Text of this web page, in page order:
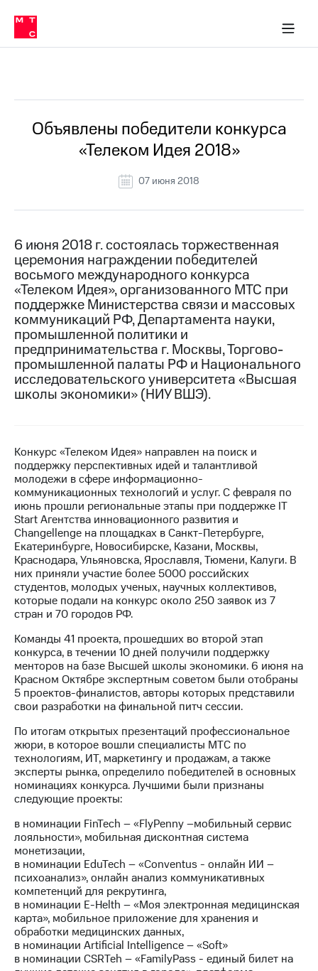
Медиа-центр
и акционерам
Устойчивое развитие
Комплаенс и деловая этика
компании
Карьера
История
компании
Руководство
Контакты
Медиа-центр
Пресс-
релизы
МТС
о технологиях
Достижения
отчетность
Контакты
Новости
в
регионе
и акционерам
Корпоративное
управление
Корпоративный
Раскрытие
информации
Информация
акционерам
Документы
ПАО
Собрания
акционеров
Личный
кабинет
акционера
Акционерный
Контроль
и
аудит
Рынок
акций
Описание
Программа
приобретения
Порядок
выкупа
в МТС
Пресс-
релизы
о технологиях
Объявлены победители конкурса
«Телеком Идея 2018»
07 июня 2018
6 июня 2018 г. состоялась торжественная
церемония награждении победителей
восьмого международного конкурса
«Телеком Идея», организованного МТС при
поддержке Министерства связи и массовых
коммуникаций РФ, Департамента науки,
промышленной политики и
предпринимательства г. Москвы, Торгово-
промышленной палаты РФ и Национального
исследовательского университета «Высшая
школы экономики» (НИУ ВШЭ).
Конкурс «Телеком Идея» направлен на поиск и
поддержку перспективных идей и талантливой
молодежи в сфере информационно-
коммуникационных технологий и услуг. С февраля по
июнь прошли региональные этапы при поддержке IT
Start Агентства инновационного развития и
Changellenge на площадках в Санкт-Петербурге,
Екатеринбурге, Новосибирске, Казани, Москвы,
Краснодара, Ульяновска, Ярославля, Тюмени, Калуги. В
них приняли участие более 5000 российских
студентов, молодых ученых, научных коллективов,
которые подали на конкурс около 250 заявок из 7
стран и 70 городов РФ.
Команды 41 проекта, прошедших во второй этап
конкурса, в течении 10 дней получили поддержку
менторов на базе Высшей школы экономики. 6 июня на
Красном Октябре экспертным советом были отобраны
5 проектов-финалистов, авторы которых представили
свои разработки на финальной питч сессии.
По итогам открытых презентаций профессиональное
жюри, в которое вошли специалисты МТС по
технологиям, ИТ, маркетингу и продажам, а также
эксперты рынка, определило победителей в основных
номинациях конкурса. Лучшими были признаны
следующие проекты:
в номинации FinTech – «FlyPenny –мобильный сервис
лояльности», мобильная дисконтная система
монетизации,
в номинации EduTech – «Conventus - онлайн ИИ –
психоанализ», онлайн анализ коммуникативных
компетенций для рекрутинга,
в номинации E-Helth – «Моя электронная медицинская
карта», мобильное приложение для хранения и
обработки медицинских данных,
в номинации Artificial Intelligence – «Soft»
в номинации CSRTeh – «FamilyPass - единый билет на